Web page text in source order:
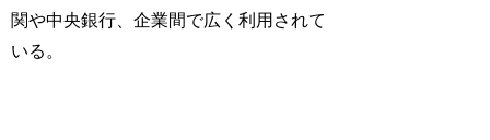
関や中央銀行、企業間で広く利用されて
いる。